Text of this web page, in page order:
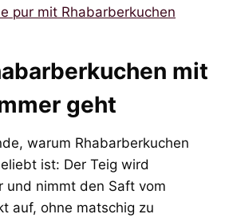
pur mit Rhabarberkuchen
mit
geht
warum Rhabarberkuchen
ist: Der Teig wird
und nimmt den Saft vom
auf, ohne matschig zu